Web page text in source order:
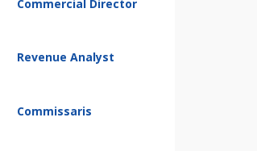
Commercial Director
Revenue Analyst
Commissaris